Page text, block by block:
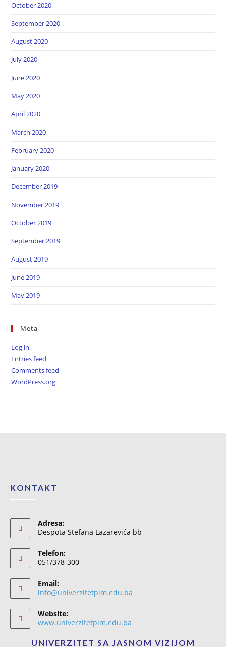
October 2020
September 2020
August 2020
July 2020
June 2020
May 2020
April 2020
March 2020
February 2020
January 2020
December 2019
November 2019
October 2019
September 2019
August 2019
June 2019
May 2019
Meta
Log in
Entries feed
Comments feed
WordPress.org
KONTAKT
Adresa:
Despota Stefana Lazarevića bb
Telefon:
051/378-300
Email:
info@univerzitetpim.edu.ba
Website:
www.univerzitetpim.edu.ba
UNIVERZITET SA JASNOM VIZIJOM